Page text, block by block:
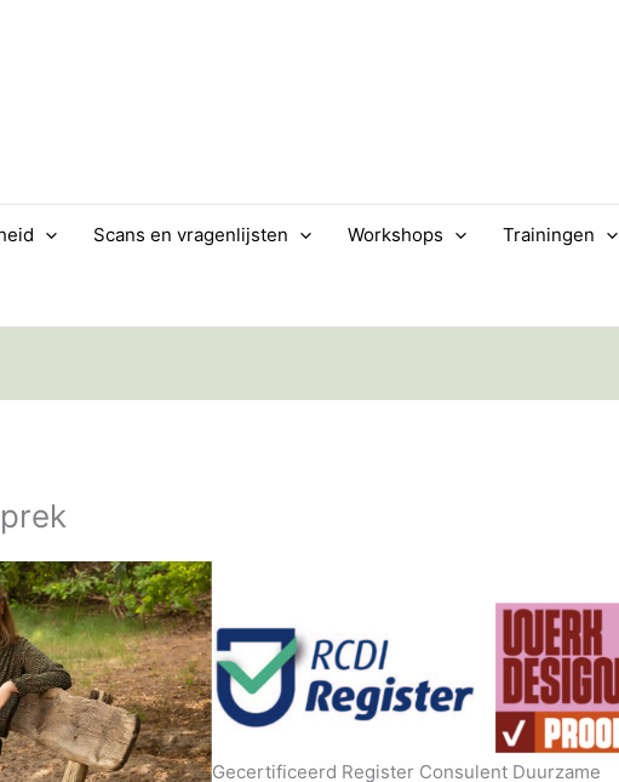
Scans en vragenlijsten Workshops Trainingen
Gecertificeerd Register Consulent Duurzame